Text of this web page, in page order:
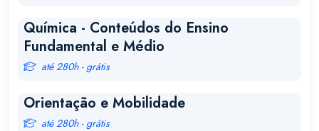
Química - Conteúdos do Ensino
Fundamental e Médio
até 280h - grátis
Orientação e Mobilidade
até 280h - grátis